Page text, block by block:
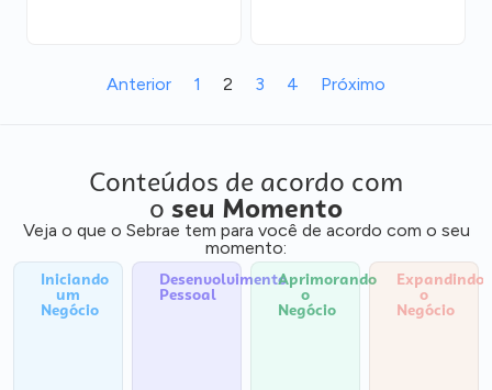
Anterior 1 2 3 4 Próximo
Conteúdos de acordo com
o seu Momento
Veja o que o Sebrae tem para você de acordo com o seu
momento:
Iniciando
um
Negócio
Desenvolvimento
Pessoal
Aprimorando
o
Negócio
Expandindo
o
Negócio